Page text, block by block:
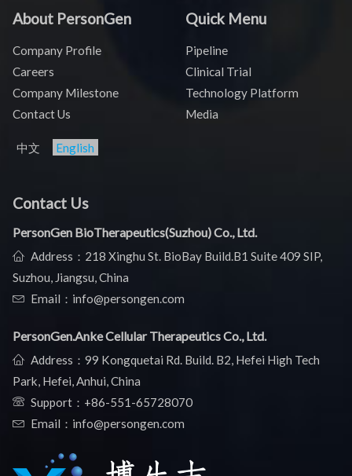
About PersonGen
Company Profile
Careers
Company Milestone
Contact Us
Quick Menu
Pipeline
Clinical Trial
Technology Platform
Media
中文 English
Contact Us
PersonGen BioTherapeutics(Suzhou) Co., Ltd.
Address：218 Xinghu St. BioBay Build.B1 Suite 409 SIP,
Suzhou, Jiangsu, China
Email：info@persongen.com
PersonGen.Anke Cellular Therapeutics Co., Ltd.
Address：99 Kongquetai Rd. Build. B2, Hefei High Tech
Park, Hefei, Anhui, China
Support： +86-551-65728070
Email：info@persongen.com